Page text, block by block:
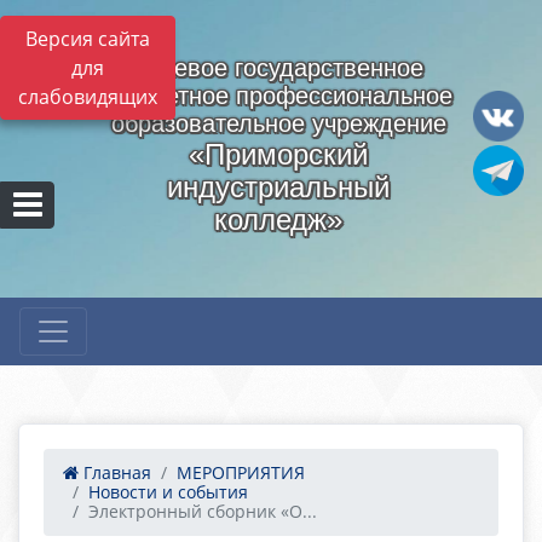
Версия сайта
для
слабовидящих
Краевое государственное
бюджетное профессиональное
образовательное учреждение
«Приморский
индустриальный
колледж»
Главная
МЕРОПРИЯТИЯ
Новости и события
Электронный сборник «О...